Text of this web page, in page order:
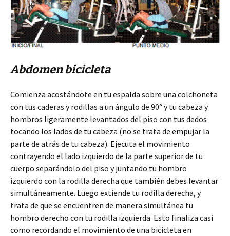
Abdomen bicicleta
Comienza acostándote en tu espalda sobre una colchoneta
con tus caderas y rodillas a un ángulo de 90° y tu cabeza y
hombros ligeramente levantados del piso con tus dedos
tocando los lados de tu cabeza (no se trata de empujar la
parte de atrás de tu cabeza). Ejecuta el movimiento
contrayendo el lado izquierdo de la parte superior de tu
cuerpo separándolo del piso y juntando tu hombro
izquierdo con la rodilla derecha que también debes levantar
simultáneamente. Luego extiende tu rodilla derecha, y
trata de que se encuentren de manera simultánea tu
hombro derecho con tu rodilla izquierda. Esto finaliza casi
como recordando el movimiento de una bicicleta en